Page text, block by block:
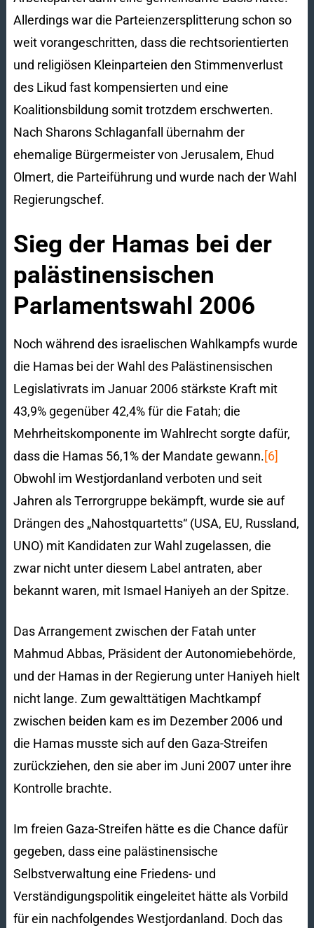
Allerdings war die Parteienzersplitterung schon so
weit vorangeschritten, dass die rechtsorientierten
und religiösen Kleinparteien den Stimmenverlust
des Likud fast kompensierten und eine
Koalitionsbildung somit trotzdem erschwerten.
Nach Sharons Schlaganfall übernahm der
ehemalige Bürgermeister von Jerusalem, Ehud
Olmert, die Parteiführung und wurde nach der Wahl
Regierungschef.
Sieg der Hamas bei der
palästinensischen
Parlamentswahl 2006
Noch während des israelischen Wahlkampfs wurde
die Hamas bei der Wahl des Palästinensischen
Legislativrats im Januar 2006 stärkste Kraft mit
43,9% gegenüber 42,4% für die Fatah; die
Mehrheitskomponente im Wahlrecht sorgte dafür,
dass die Hamas 56,1% der Mandate gewann.[6]
Obwohl im Westjordanland verboten und seit
Jahren als Terrorgruppe bekämpft, wurde sie auf
Drängen des „Nahostquartetts“ (USA, EU, Russland,
UNO) mit Kandidaten zur Wahl zugelassen, die
zwar nicht unter diesem Label antraten, aber
bekannt waren, mit Ismael Haniyeh an der Spitze.
Das Arrangement zwischen der Fatah unter
Mahmud Abbas, Präsident der Autonomiebehörde,
und der Hamas in der Regierung unter Haniyeh hielt
nicht lange. Zum gewalttätigen Machtkampf
zwischen beiden kam es im Dezember 2006 und
die Hamas musste sich auf den Gaza-Streifen
zurückziehen, den sie aber im Juni 2007 unter ihre
Kontrolle brachte.
Im freien Gaza-Streifen hätte es die Chance dafür
gegeben, dass eine palästinensische
Selbstverwaltung eine Friedens- und
Verständigungspolitik eingeleitet hätte als Vorbild
für ein nachfolgendes Westjordanland. Doch das